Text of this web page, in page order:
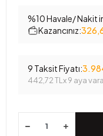
%10 Havale/ Nakit
Kazancınız:
9 Taksit Fiyatı:
442,72 TL x 9 aya